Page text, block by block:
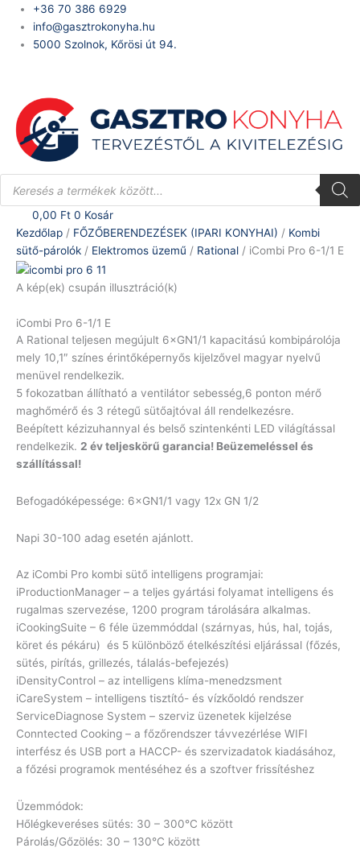
content
+36 70 386 6929
info@gasztrokonyha.hu
5000 Szolnok, Kőrösi út 94.
Products
search
0,00 Ft 0 Kosár
Kezdőlap / FŐZŐBERENDEZÉSEK (IPARI KONYHAI) / Kombi
sütő-párolók / Elektromos üzemű / Rational / iCombi Pro 6-1/1 E
A kép(ek) csupán illusztráció(k)
iCombi Pro 6-1/1 E
A Rational teljesen megújult 6×GN1/1 kapacitású kombipárolója
mely 10,1″ színes érintőképernyős kijelzővel magyar nyelvű
menüvel rendelkezik.
5 fokozatban állítható a ventilátor sebesség,6 ponton mérő
maghőmérő és 3 rétegű sütőajtóval áll rendelkezésre.
Beépített kézizuhannyal és belső szintenkénti LED világítással
rendelkezik. 2 év teljeskörű garancia! Beüzemeléssel és
szállítással!
Befogadóképessége: 6×GN1/1 vagy 12x GN 1/2
Napi 30-100 adag esetén ajánlott.
Az iCombi Pro kombi sütő intelligens programjai:
iProductionManager – a teljes gyártási folyamat intelligens és
rugalmas szervezése, 1200 program tárolására alkalmas.
iCookingSuite – 6 féle üzemmóddal (szárnyas, hús, hal, tojás,
köret és pékáru) és 5 különböző ételkészítési eljárással (főzés,
sütés, pirítás, grillezés, tálalás-befejezés)
iDensityControl – az intelligens klíma-menedzsment
iCareSystem – intelligens tisztító- és vízkőoldó rendszer
ServiceDiagnose System – szerviz üzenetek kijelzése
Conntected Cooking – a főzőrendszer távvezérlése WIFI
interfész és USB port a HACCP- és szervizadatok kiadásához,
a főzési programok mentéséhez és a szoftver frissítéshez
Üzemmódok:
Hőlégkeveréses sütés: 30 – 300°C között
Párolás/Gőzölés: 30 – 130°C között
iCombi
Pro
6-
mennyiség